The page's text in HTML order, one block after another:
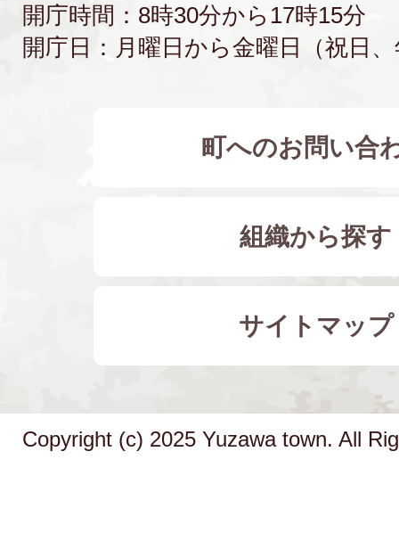
開庁時間：8時30分から17時15分
開庁日：月曜日から金曜日（祝日
町へのお問い合
組織から探す
サイトマップ
Copyright (c) 2025 Yuzawa town. All